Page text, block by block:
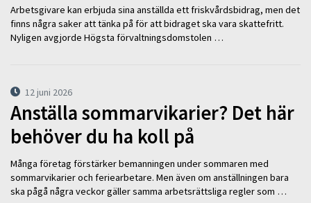
Arbetsgivare kan erbjuda sina anställda ett friskvårdsbidrag, men det
finns några saker att tänka på för att bidraget ska vara skattefritt.
Nyligen avgjorde Högsta förvaltningsdomstolen …
12 juni 2026
Anställa sommarvikarier? Det här
behöver du ha koll på
Många företag förstärker bemanningen under sommaren med
sommarvikarier och feriearbetare. Men även om anställningen bara
ska pågå några veckor gäller samma arbetsrättsliga regler som …